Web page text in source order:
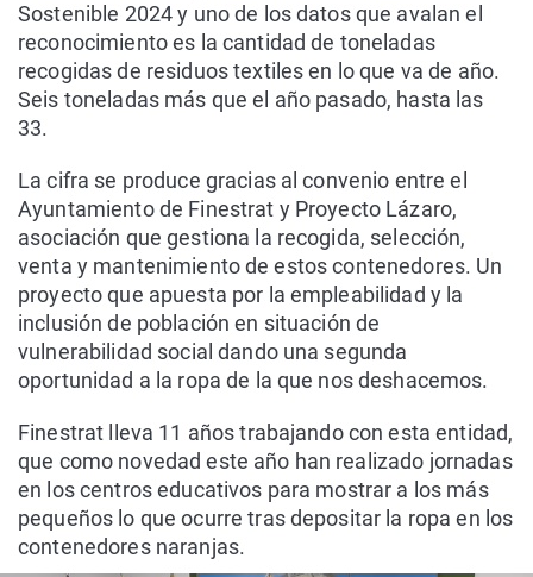
Sostenible 2024 y uno de los datos que avalan el
reconocimiento es la cantidad de toneladas
recogidas de residuos textiles en lo que va de año.
Seis toneladas más que el año pasado, hasta las
33.
La cifra se produce gracias al convenio entre el
Ayuntamiento de Finestrat y Proyecto Lázaro,
asociación que gestiona la recogida, selección,
venta y mantenimiento de estos contenedores. Un
proyecto que apuesta por la empleabilidad y la
inclusión de población en situación de
vulnerabilidad social dando una segunda
oportunidad a la ropa de la que nos deshacemos.
Finestrat lleva 11 años trabajando con esta entidad,
que como novedad este año han realizado jornadas
en los centros educativos para mostrar a los más
pequeños lo que ocurre tras depositar la ropa en los
contenedores naranjas.